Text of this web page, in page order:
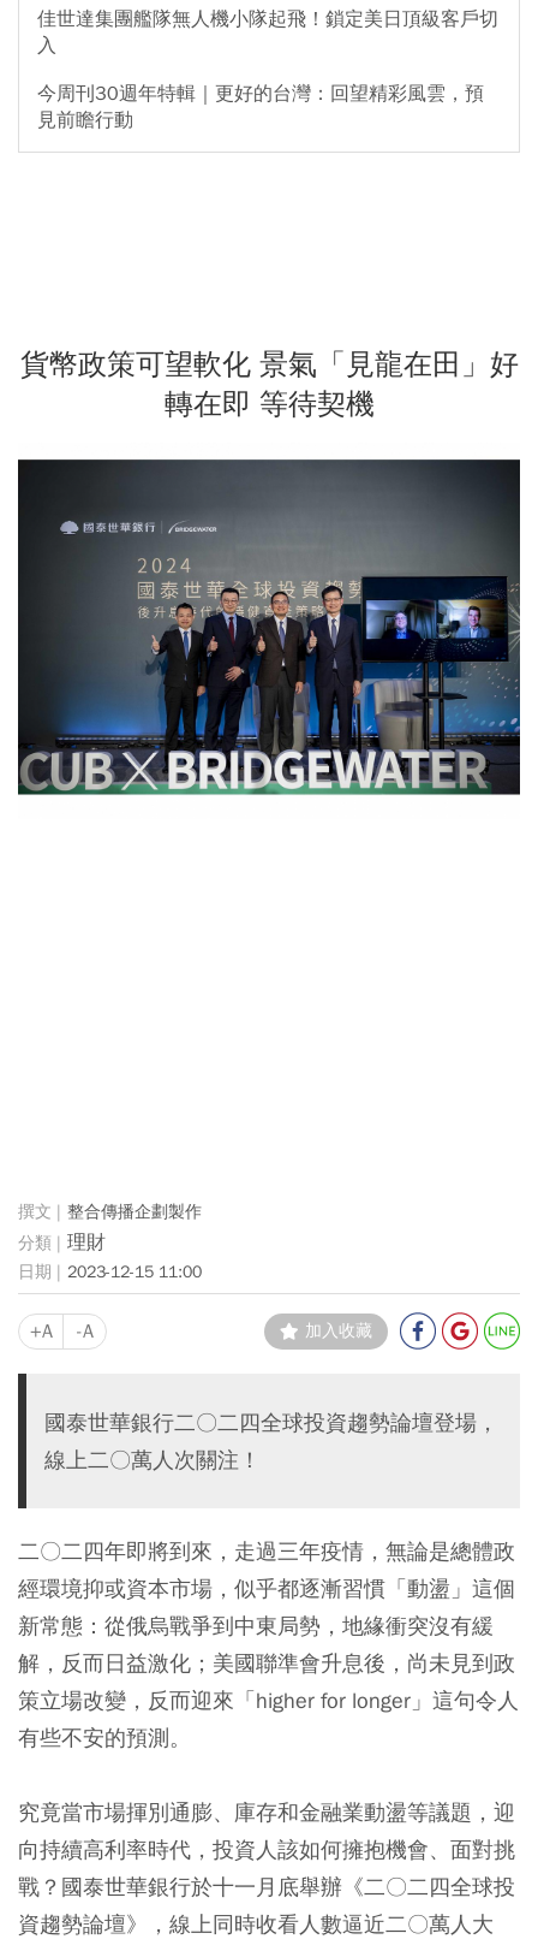
佳世達集團艦隊無人機小隊起飛！鎖定美日頂級客戶切
入
今周刊30週年特輯｜更好的台灣：回望精彩風雲，預
見前瞻行動
貨幣政策可望軟化 景氣「見龍在田」好
轉在即 等待契機
整合傳播企劃製作
理財
2023-12-15 11:00
+A -A 加入收藏
國泰世華銀行二〇二四全球投資趨勢論壇登場，
線上二〇萬人次關注！
二〇二四年即將到來，走過三年疫情，無論是總體政
經環境抑或資本市場，似乎都逐漸習慣「動盪」這個
新常態：從俄烏戰爭到中東局勢，地緣衝突沒有緩
解，反而日益激化；美國聯準會升息後，尚未見到政
策立場改變，反而迎來「higher for longer」這句令人
有些不安的預測。
究竟當市場揮別通膨、庫存和金融業動盪等議題，迎
向持續高利率時代，投資人該如何擁抱機會、面對挑
戰？國泰世華銀行於十一月底舉辦《二〇二四全球投
資趨勢論壇》，線上同時收看人數逼近二〇萬人大